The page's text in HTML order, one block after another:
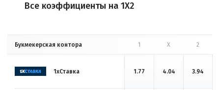
Все коэффициенты на 1X2
Букмекерская контора 1 X 2
1хСтавка 1.77 4.04 3.94